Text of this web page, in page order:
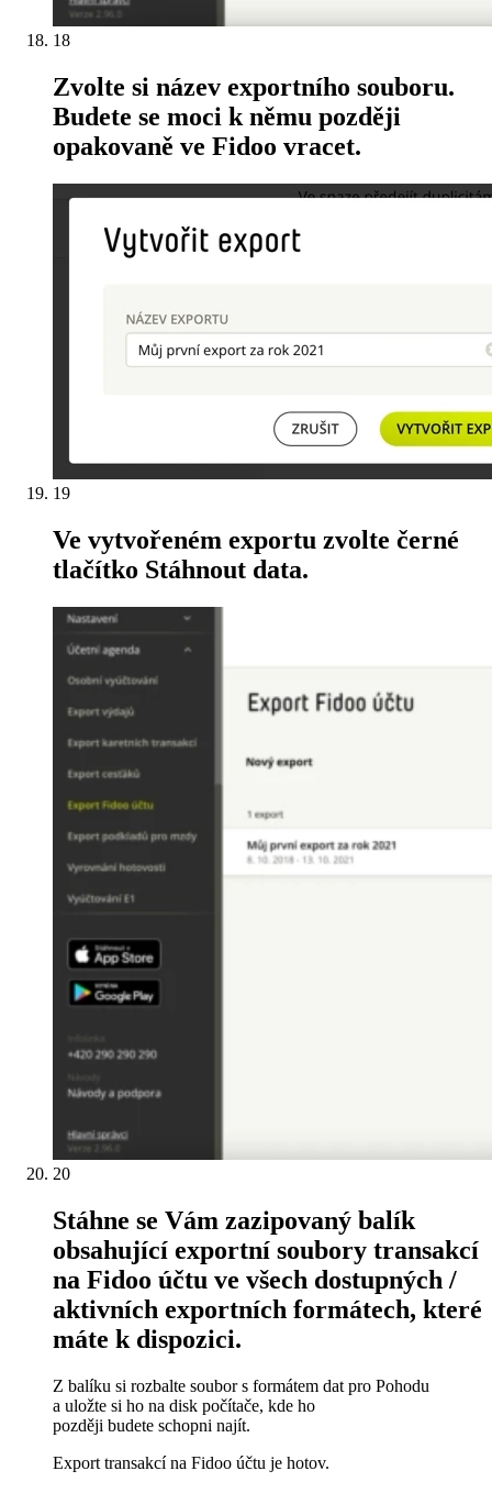
18
Zvolte si název exportního souboru.
Budete se moci k němu později
opakovaně ve Fidoo vracet.
19
Ve vytvořeném exportu zvolte černé
tlačítko Stáhnout data.
20
Stáhne se Vám zazipovaný balík
obsahující exportní soubory transakcí
na Fidoo účtu ve všech dostupných /
aktivních exportních formátech, které
máte k dispozici.
Z balíku si rozbalte soubor s formátem dat pro Pohodu
a uložte si ho na disk počítače, kde ho
později budete schopni najít.
Export transakcí na Fidoo účtu je hotov.